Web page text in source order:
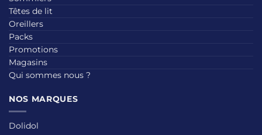
Têtes de lit
Oreillers
Packs
Promotions
Magasins
Qui sommes nous ?
NOS MARQUES
Dolidol